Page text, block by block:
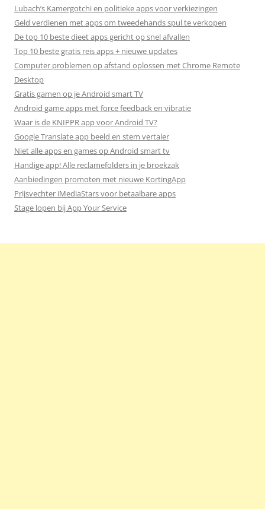
Lubach’s Kamergotchi en politieke apps voor verkiezingen
Geld verdienen met apps om tweedehands spul te verkopen
De top 10 beste dieet apps gericht op snel afvallen
Top 10 beste gratis reis apps + nieuwe updates
Computer problemen op afstand oplossen met Chrome Remote
Desktop
Gratis gamen op je Android smart TV
Android game apps met force feedback en vibratie
Waar is de KNIPPR app voor Android TV?
Google Translate app beeld en stem vertaler
Niet alle apps en games op Android smart tv
Handige app! Alle reclamefolders in je broekzak
Aanbiedingen promoten met nieuwe KortingApp
Prijsvechter iMediaStars voor betaalbare apps
Stage lopen bij App Your Service